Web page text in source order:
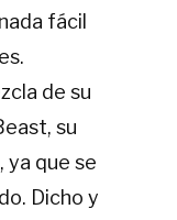
fácil
de su
su
ya que se
Dicho y